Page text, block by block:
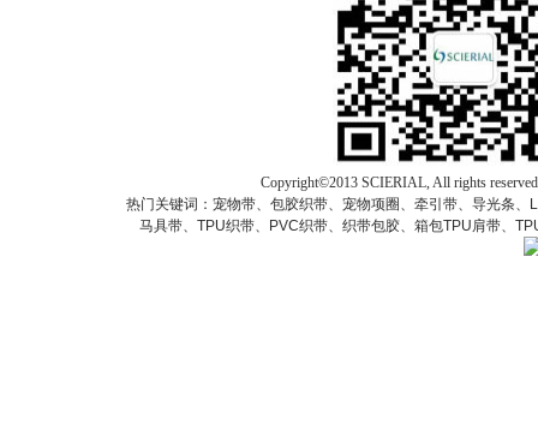
Copyright©2013 SCIERIAL, All rights
热门关键词：宠物带、包胶织带、宠物项圈、牵引带、导光条
马具带、TPU织带、PVC织带、织带包胶、箱包TPU肩带、